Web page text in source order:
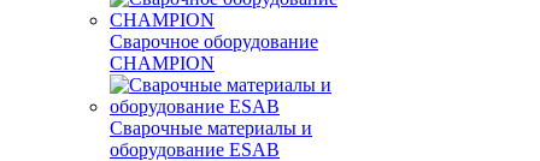
Сварочное оборудование
CHAMPION
Сварочные материалы и
оборудование ESAB